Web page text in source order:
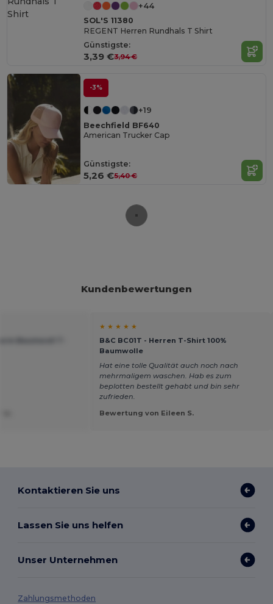
+44
SOL'S 11380
REGENT Herren Rundhals T Shirt
Günstigste:
3,39 €3,94 €
-3%
+19
Beechfield BF640
American Trucker Cap
Günstigste:
5,26 €5,40 €
Kundenbewertungen
★ ★ ★ ★ ★
B&C BC01T - Herren T-Shirt 100%
Baumwolle
Hat eine tolle Qualität auch noch nach
mehrmaligem waschen. Hab es zum
beplotten bestellt gehabt und bin sehr
zufrieden.
Bewertung von Eileen S.
Kontaktieren Sie uns
Lassen Sie uns helfen
Unser Unternehmen
Zahlungsmethoden